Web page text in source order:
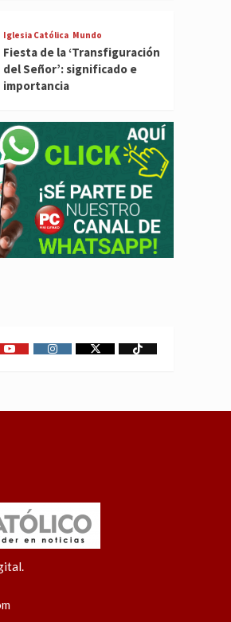
Iglesia Católica Mundo
Fiesta de la ‘Transfiguración
del Señor’: significado e
importancia
YoutubeInstagram
X TikTok